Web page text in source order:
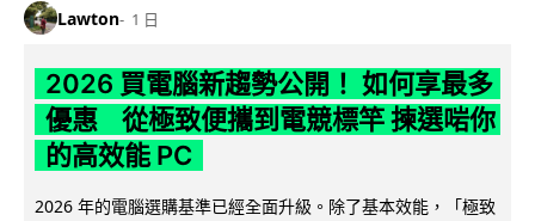
Lawton 1 日
2026 買電腦新趨勢公開！ 如何享最多
優惠 從極致便攜到電競標竿 揀選啱你
的高效能 PC
2026 年的電腦選購基準已經全面升級。除了基本效能，「極致